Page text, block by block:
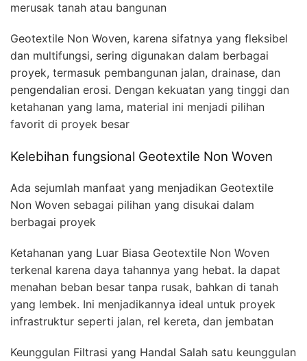
merusak tanah atau bangunan
Geotextile Non Woven, karena sifatnya yang fleksibel
dan multifungsi, sering digunakan dalam berbagai
proyek, termasuk pembangunan jalan, drainase, dan
pengendalian erosi. Dengan kekuatan yang tinggi dan
ketahanan yang lama, material ini menjadi pilihan
favorit di proyek besar
Kelebihan fungsional Geotextile Non Woven
Ada sejumlah manfaat yang menjadikan Geotextile
Non Woven sebagai pilihan yang disukai dalam
berbagai proyek
Ketahanan yang Luar Biasa Geotextile Non Woven
terkenal karena daya tahannya yang hebat. Ia dapat
menahan beban besar tanpa rusak, bahkan di tanah
yang lembek. Ini menjadikannya ideal untuk proyek
infrastruktur seperti jalan, rel kereta, dan jembatan
Keunggulan Filtrasi yang Handal Salah satu keunggulan